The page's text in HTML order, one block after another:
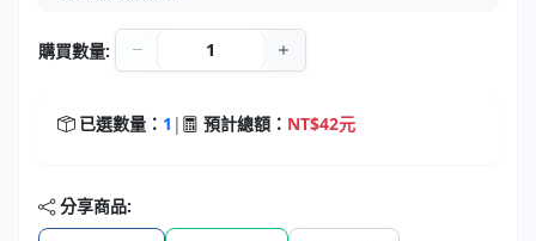
購買數量:
已選數量： 1 | 預計總額： NT$42元
分享商品: